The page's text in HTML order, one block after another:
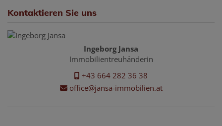
Kontaktieren Sie uns
Ingeborg Jansa
Immobilientreuhänderin
+43 664 282 36 38
office@jansa-immobilien.at